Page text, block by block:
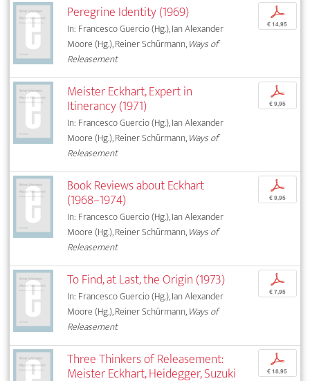
Peregrine Identity (1969)
In: Francesco Guercio (Hg.), Ian Alexander
Moore (Hg.), Reiner Schürmann,Ways of
Releasement
p
€ 14,95
Meister Eckhart, Expert in
Itinerancy (1971)
In: Francesco Guercio (Hg.), Ian Alexander
Moore (Hg.), Reiner Schürmann,Ways of
Releasement
p
€ 9,95
Book Reviews about Eckhart
(1968–1974)
In: Francesco Guercio (Hg.), Ian Alexander
Moore (Hg.), Reiner Schürmann,Ways of
Releasement
p
€ 9,95
To Find, at Last, the Origin (1973)
In: Francesco Guercio (Hg.), Ian Alexander
Moore (Hg.), Reiner Schürmann,Ways of
Releasement
p
€ 7,95
Three Thinkers of Releasement:
Meister Eckhart, Heidegger, Suzuki
p
€ 18,95